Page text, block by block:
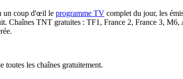
un coup d'œil le programme TV complet du jour, les
Chaînes TNT gratuites : TF1, France 2, France 3,
toutes les chaînes gratuitement.